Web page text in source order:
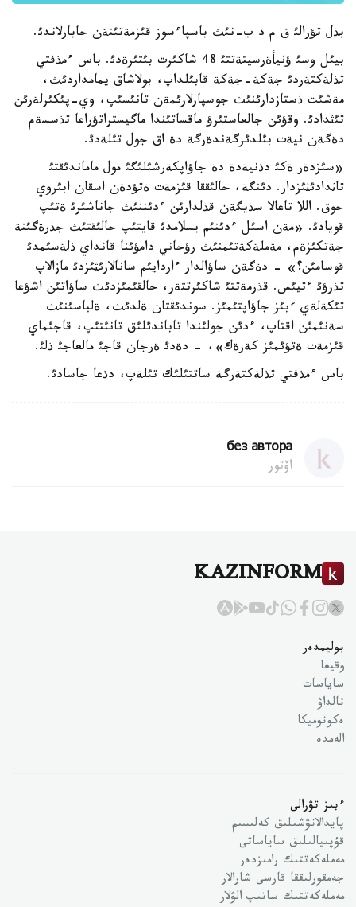
بذل تؤرالئ ق م د ب-نئث باسپاءسوز قئزمةتئنةن حابارلاندئ.
بيئل وسئ ؤنيأةرسيتةتتئ 48 شاكئرت بئتئرةدئ. باس ءمذفتي
تذلةكتةردئ جةكة-جةكة قابئلداپ، بولاشاق يمامداردئث،
مةشئت ذستازدارئنئث جوسپارلارئمةن تانئسئپ، وي-پئكئرلةرئن
تئثدادئ. وقؤئن جالعاستئرؤ ماقساتئندا ماگيستراتؤراعا تذسسةم
دةگةن نيةت بئلدئرگةندةرگة دة اق جول تئلةدئ.
«سئزدةر ةكئ دذنيةدة دة جاؤاپكةرشئلئگئ مول ماماندئقتئ
تاثدادئثئزدار. دئنگة، حالئققا قئزمةت ةتؤدةن اسقان ابئروي
جوق. اللا تاعالا سذيگةن قذلدارئن ءدئننئث جاناشئرئ ةتئپ
قويادئ. «مةن اسئل ءدئنئم يسلامدئ قايتئپ حالئقتئث جذرةگئنة
جةتكئزةم، مةملةكةتئمنئث رؤحاني دامؤئنا قانداي ذلةسئمدئ
قوسامئن؟» - دةگةن ساؤالدار ءاردايئم سانالارئثئزدئ مازالاپ
تذرؤئ ءتيئس. قذرمةتتئ شاكئرتتةر، حالقئمئزدئث ساؤاتئن اشؤعا
تئكةلةي ءبئز جاؤاپتئمئز. سوندئقتان ةلدئث، ةلباسئنئث
سةنئمئن اقتاپ، ءدئن جولئندا تاباندئلئق تانئتئپ، قاجئماي
قئزمةت ةتؤئمئز كةرةك»، - دةدئ ةرجان قاجئ مالعاجئ ذلئ.
باس ءمذفتي تذلةكتةرگة ساتتئلئك تئلةپ، دذعا جاسادئ.
без автора
اۆتور
KAZINFORM
بوليمدەر
وقيعا
ساياسات
تالداۋ
ەكونوميكا
الەمدە
ءبىز تۋرالى
پايدالانۋشىلىق كەلىسىم
قۇپىيالىلىق ساياساتى
مەملەكەتتىك رامىزدەر
جەمقورلىققا قارسى شارالار
مەملەكەتتىك ساتىپ الۋلار